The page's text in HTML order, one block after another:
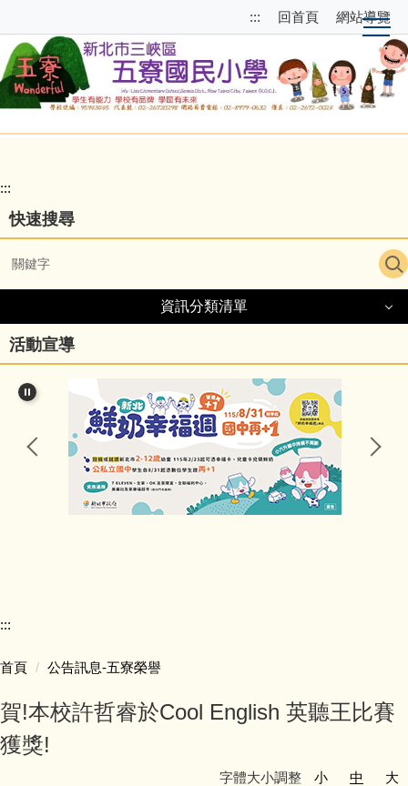
到
主
要
內
容
區
:::
至
方
選
區
回首頁 網站導覽
園
主
選
單
導
:::
快速搜尋
資訊分類清單
資訊分類清單
細說五寮
行政處室
公告訊息
學生活動
活動宣導
:::
首頁 公告訊息-五寮榮譽
賀!本校許哲睿於Cool English 英聽王比賽
獲獎!
字體大小調整 小 中
大